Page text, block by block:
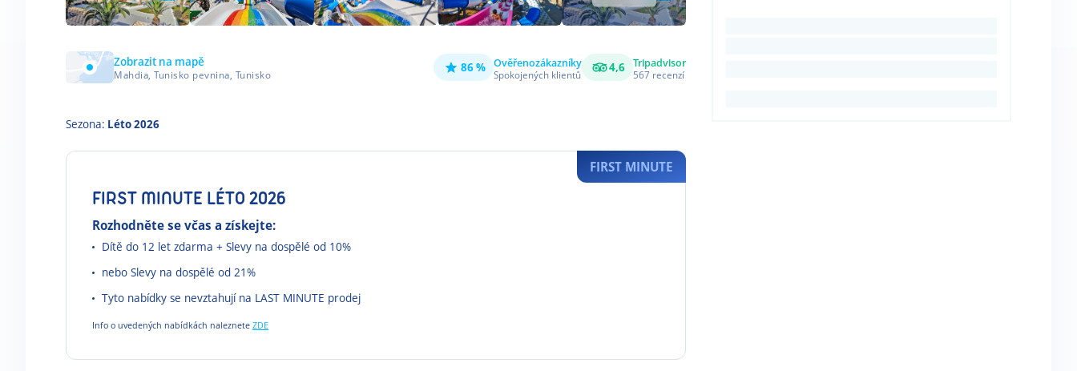
Zobrazit na mapě
Mahdia, Tunisko pevnina, Tunisko 86 % Ověřenozákazníky
Spokojených klientů 4,6 Tripadvisor
567 recenzí
Sezona: Léto 2026
FIRST MINUTE LÉTO 2026
Rozhodněte se včas a získejte:
Dítě do 12 let zdarma + Slevy na dospělé od 10%
nebo Slevy na dospělé od 21%
Tyto nabídky se nevztahují na LAST MINUTE prodej
Info o uvedených nabídkách naleznete ZDE
FIRST MINUTE